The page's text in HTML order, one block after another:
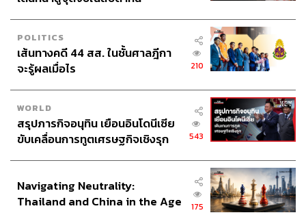
POLITICS
เส้นทางคดี 44 สส. ในชั้นศาลฎีกา
จะรู้ผลเมื่อไร
210
WORLD
สรุปภารกิจอนุทิน เยือนอินโดนีเซีย
ขับเคลื่อนการทูตเศรษฐกิจเชิงรุก
543
Navigating Neutrality:
Thailand and China in the Age
175